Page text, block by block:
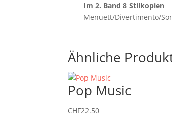
Im 2. Band 8 Stilkopien
Menuett/Divertimento/
Ähnliche
Pop Music
CHF22.50